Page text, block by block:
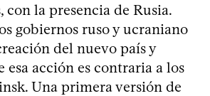
con la presencia de Rusia.
gobiernos ruso y ucraniano
del nuevo país y
acción es contraria a los
Una primera versión de